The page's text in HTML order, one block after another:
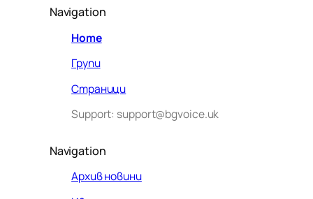
Navigation
Home
Групи
Страници
Support: support@bgvoice.uk
Navigation
Архив новини